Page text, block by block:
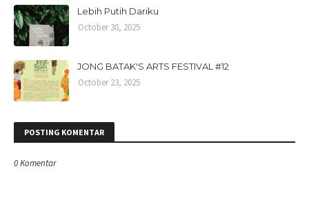
Lebih Putih Dariku
October 30, 2025
JONG BATAK'S ARTS FESTIVAL #12
October 23, 2025
POSTING KOMENTAR
0 Komentar